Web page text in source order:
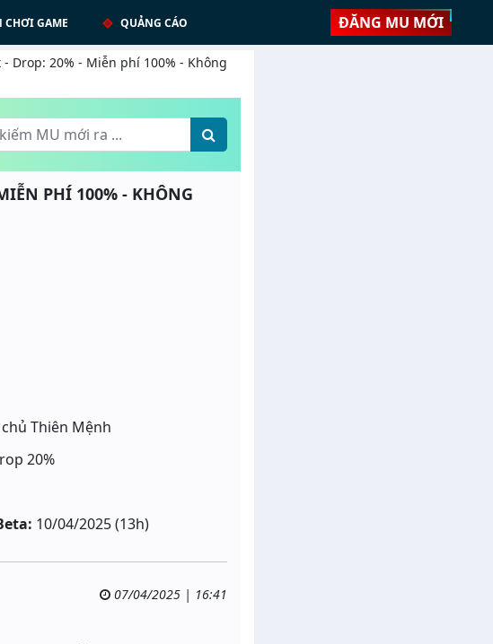
GAME QUẢNG CÁO ĐĂNG MU MỚI
- Drop: 20% - Miễn phí 100% - Không
PHÍ 100% - KHÔNG
Thiên Mệnh
20%
10/04/2025 (13h)
07/04/2025 | 16:41